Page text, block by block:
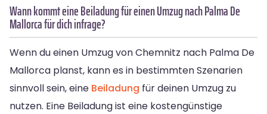
Wann kommt eine Beiladung für einen Umzug nach Palma De
Mallorca für dich infrage?
Wenn du einen Umzug von Chemnitz nach Palma De
Mallorca planst, kann es in bestimmten Szenarien
sinnvoll sein, eine Beiladung für deinen Umzug zu
nutzen. Eine Beiladung ist eine kostengünstige